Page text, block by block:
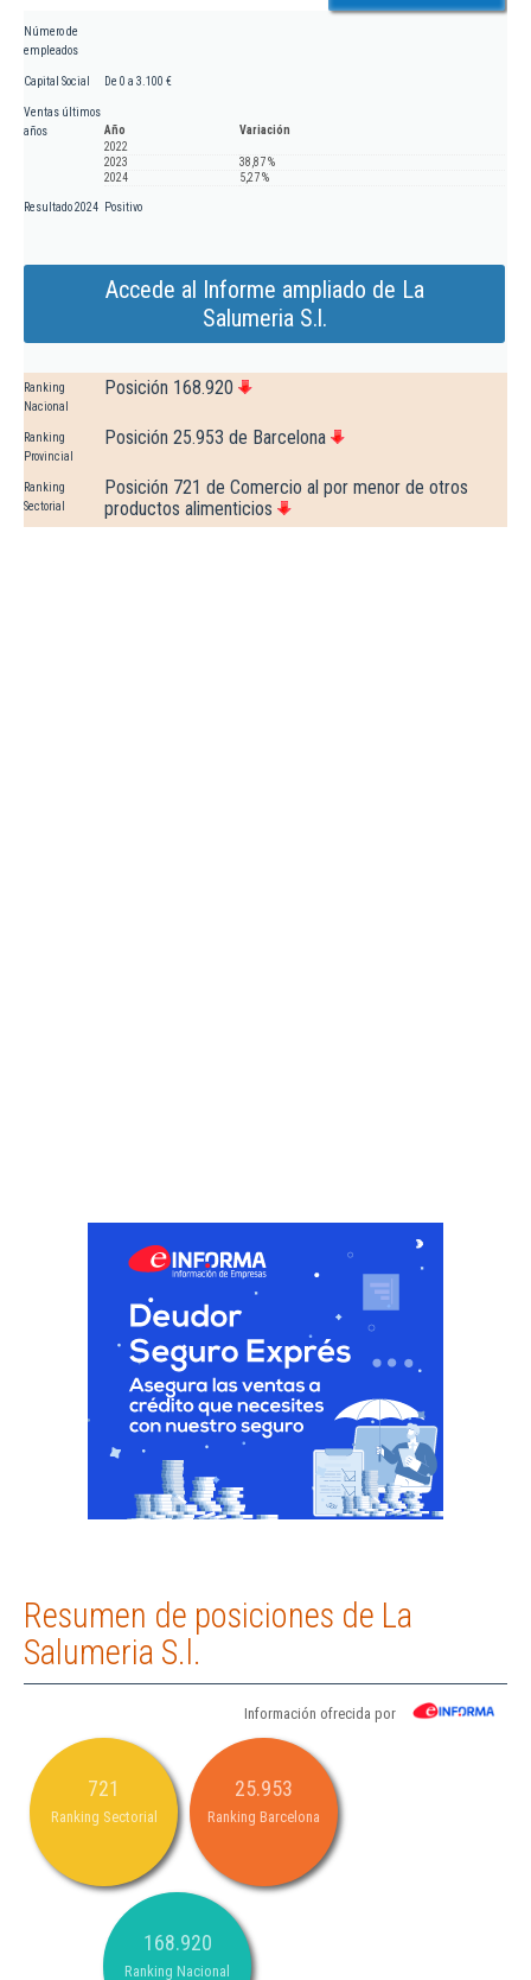
Número de
empleados
Capital Social De 0 a 3.100 €
Ventas últimos
años
Año
Variación
2022
2023
38,87 %
2024
5,27 %
Resultado 2024 Positivo
Accede al Informe ampliado de La
Salumeria S.l.
Ranking
Nacional
Posición 168.920
Ranking
Provincial
Posición 25.953 de Barcelona
Ranking
Sectorial
Posición 721 de Comercio al por menor de otros
productos alimenticios
Resumen de posiciones de La
Salumeria S.l.
Información ofrecida por
721
Ranking Sectorial
25.953
Ranking Barcelona
168.920
Ranking Nacional